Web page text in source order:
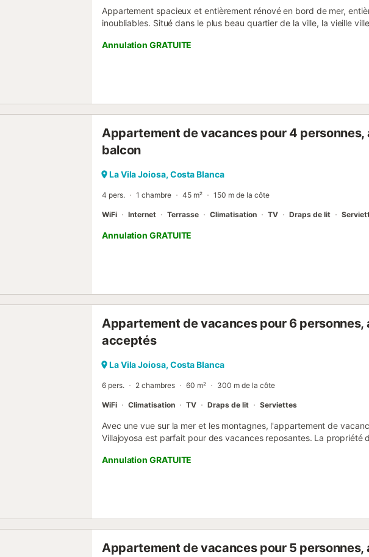
Appartement spacieux et entièrement rénové en bord de mer,
inoubliables. Situé dans le plus beau quartier de la ville, la vieille
un lit double et l'autre, recommandée pour les enfants, équipée de
standard. Cuisine entièrement équipée avec ustensiles de base,
Salon avec télévision donnant sur le balcon, d'où vous pourrez
capte une chaîne nordique et les principales chaînes britanniques.
bleue dans la rue ou dans le parking souterrain situé sous la
Annulation GRATUITE
Appartement de vacances pour 4 personnes,
balcon
La Vila Joiosa, Costa Blanca
4 pers. 1 chambre 45 m² 150 m de la côte
WiFi Internet Terrasse Climatisation TV Draps de lit
Annulation GRATUITE
Appartement de vacances pour 6 personnes,
acceptés
La Vila Joiosa, Costa Blanca
6 pers. 2 chambres 60 m² 300 m de la côte
WiFi Climatisation TV Draps de lit Serviettes
Avec une vue sur la mer et les montagnes, l'appartement de
Villajoyosa est parfait pour des vacances reposantes. La propriété
chambres et 1 salle de bains et peut donc accueillir six personnes.
incluent le Wi-Fi haut débit, la climatisation, le chauffage, une
lecteur DVD. Votre espace extérieur privé comprend une terrasse
trouve à 5 minutes à pied de la plage et est très proche de
gare ferroviaire pour la ligne Alicante-Denia est à 300 m. Parking
Annulation GRATUITE
Appartement de vacances pour 5 personnes,